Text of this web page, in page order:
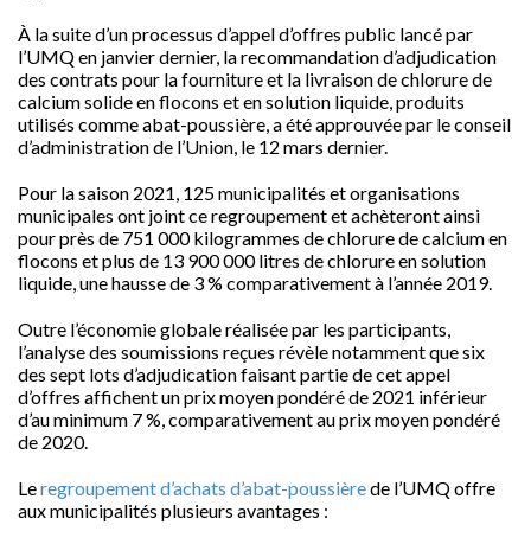
À la suite d’un processus d’appel d’offres public lancé par
l’UMQ en janvier dernier, la recommandation d’adjudication
des contrats pour la fourniture et la livraison de chlorure de
calcium solide en flocons et en solution liquide, produits
utilisés comme abat-poussière, a été approuvée par le conseil
d’administration de l’Union, le 12 mars dernier.
Pour la saison 2021, 125 municipalités et organisations
municipales ont joint ce regroupement et achèteront ainsi
pour près de 751 000 kilogrammes de chlorure de calcium en
flocons et plus de 13 900 000 litres de chlorure en solution
liquide, une hausse de 3 % comparativement à l’année 2019.
Outre l’économie globale réalisée par les participants,
l’analyse des soumissions reçues révèle notamment que six
des sept lots d’adjudication faisant partie de cet appel
d’offres affichent un prix moyen pondéré de 2021 inférieur
d’au minimum 7 %, comparativement au prix moyen pondéré
de 2020.
Leregroupement d’achats d’abat-poussièrede l’UMQ offre
aux municipalités plusieurs avantages :